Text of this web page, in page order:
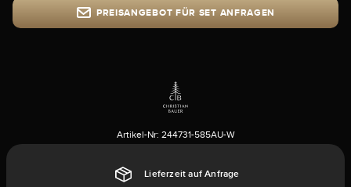
PREISANGEBOT FÜR SET ANFRAGEN
Artikel-Nr: 244731-585AU-W
Lieferzeit auf Anfrage